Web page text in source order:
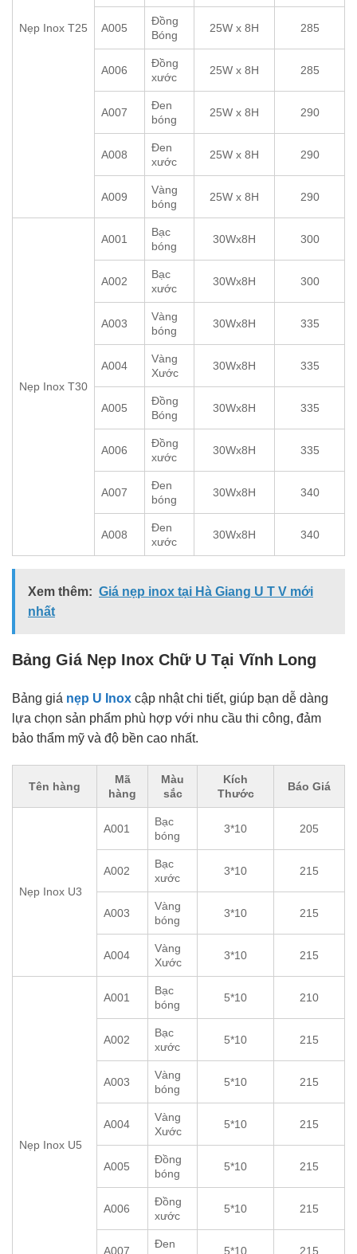
Nẹp Inox T25 A005
Đồng
Bóng
25W x 8H 285
A006
Đồng
xước
25W x 8H 285
A007
Đen
bóng
25W x 8H 290
A008
Đen
xước
25W x 8H 290
A009
Vàng
bóng
25W x 8H 290
Nẹp Inox T30
A001
Bạc
bóng
30Wx8H 300
A002
Bạc
xước
30Wx8H 300
A003
Vàng
bóng
30Wx8H 335
A004
Vàng
Xước
30Wx8H 335
A005
Đồng
Bóng
30Wx8H 335
A006
Đồng
xước
30Wx8H 335
A007
Đen
bóng
30Wx8H 340
A008
Đen
xước
30Wx8H 340
Xem thêm: Giá nẹp inox tại Hà Giang U T V mới
nhất
Bảng Giá Nẹp Inox Chữ U Tại Vĩnh Long
Bảng giá nẹp U Inox cập nhật chi tiết, giúp bạn dễ dàng
lựa chọn sản phẩm phù hợp với nhu cầu thi công, đảm
bảo thẩm mỹ và độ bền cao nhất.
Tên hàng
Mã
hàng
Màu
sắc
Kích
Thước
Báo Giá
Nẹp Inox U3
A001
Bạc
bóng
3*10 205
A002
Bạc
xước
3*10 215
A003
Vàng
bóng
3*10 215
A004
Vàng
Xước
3*10 215
Nẹp Inox U5
A001
Bạc
bóng
5*10 210
A002
Bạc
xước
5*10 215
A003
Vàng
bóng
5*10 215
A004
Vàng
Xước
5*10 215
A005
Đồng
bóng
5*10 215
A006
Đồng
xước
5*10 215
A007
Đen
5*10 215